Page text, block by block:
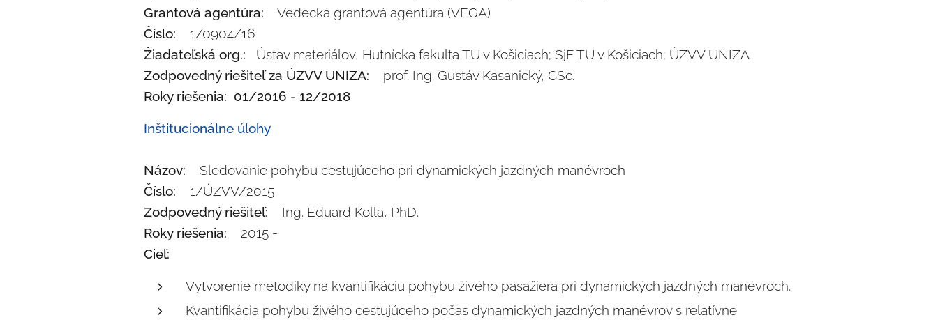
Grantová agentúra:
Vedecká grantová agentúra (VEGA)
Číslo: 1/0904/16
Žiadateľská org.:
Ústav materiálov, Hutnícka fakulta TU v Košiciach; SjF TU v Košiciach; ÚZVV UNIZA
Zodpovedný riešiteľ za ÚZVV UNIZA: prof. Ing. Gustáv Kasanický, CSc.
Roky riešenia: 01/2016 - 12/2018
Inštitucionálne úlohy
Názov: Sledovanie pohybu cestujúceho pri dynamických jazdných manévroch
Číslo: 1/ÚZVV/2015
Zodpovedný riešiteľ: Ing. Eduard Kolla, PhD.
Roky riešenia:
2015 -
Cieľ:
Vytvorenie metodiky na kvantifikáciu pohybu živého pasažiera pri dynamických jazdných manévroch.
Kvantifikácia pohybu živého cestujúceho počas dynamických jazdných manévrov s relatívne